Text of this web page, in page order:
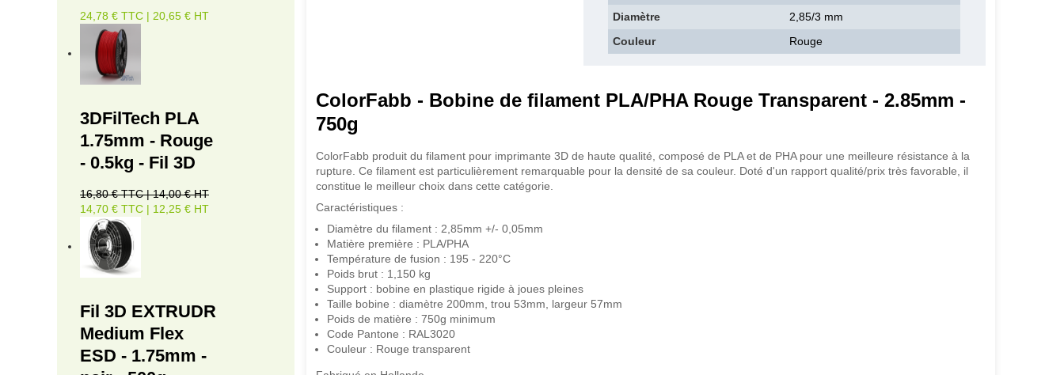
24,78 € TTC | 20,65 € HT
3DFilTech PLA
1.75mm - Rouge
- 0.5kg - Fil 3D
16,80 € TTC | 14,00 € HT
14,70 € TTC | 12,25 € HT
Fil 3D EXTRUDR
Medium Flex
ESD - 1.75mm -
Diamètre
2,85/3 mm
Couleur
Rouge
ColorFabb - Bobine de filament PLA/PHA Rouge Transparent - 2.85mm -
750g
ColorFabb produit du filament pour imprimante 3D de haute qualité, composé de PLA et de PHA pour une meilleure résistance à la
rupture. Ce filament est particulièrement remarquable pour la densité de sa couleur. Doté d'un rapport qualité/prix très favorable, il
constitue le meilleur choix dans cette catégorie.
Caractéristiques :
Diamètre du filament : 2,85mm +/- 0,05mm
Matière première : PLA/PHA
Température de fusion : 195 - 220°C
Poids brut : 1,150 kg
Support : bobine en plastique rigide à joues pleines
Taille bobine : diamètre 200mm, trou 53mm, largeur 57mm
Poids de matière : 750g minimum
Code Pantone : RAL3020
Couleur : Rouge transparent